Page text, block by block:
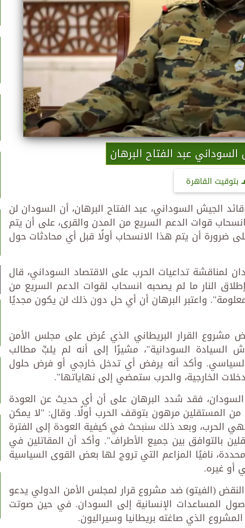
عبد الفتاح البرهان
بتوقيت القاهرة
الجيش السوداني، عبد الفتاح البرهان، أن السودان لن
قوات الدعم السريع من المدن والقرى، على أن يتم
ضرورة أن يتم هذا الانسحاب أولًا قبل أي محادثات حول
تداعيات الحرب على الاقتصاد السوداني، قال
النار ما لم يصحبه انسحاب لقوات الدعم السريع من
واعتبر البرهان أن أي حل دون ذلك لن يكون مجديًا
مشروع القرار البريطاني الذي عُرض على مجلس الأمن
السيادة السودانية"، مشيرًا إلى أنه لم يلبِّ مطالب
السياسي. وأكد أنه يرفض أي تدخل خارجي أو فرض حلول
الخارجية، والحرب ستمضي إلى نهاياتها".
فقد شدد البرهان على أن أي حديث عن العودة
من المستقلين مرهون بتوقف الحرب أولًا. وقال: "لا يمكن
الحرب، وبعد ذلك سنبحث في كيفية العودة إلى الفترة
بالتوافق بين جميع الأطراف". وأكد أن المقاتلين في
نافيًا المزاعم التي تروج لها بعض القوى السياسية
أو غيره.
(الفيتو) ضد مشروع قرار لمجلس الأمن الدولي يدعو
المساعدات الإنسانية إلى السودان. في حين صوتت
الذي صاغته بريطانيا وسيراليون.